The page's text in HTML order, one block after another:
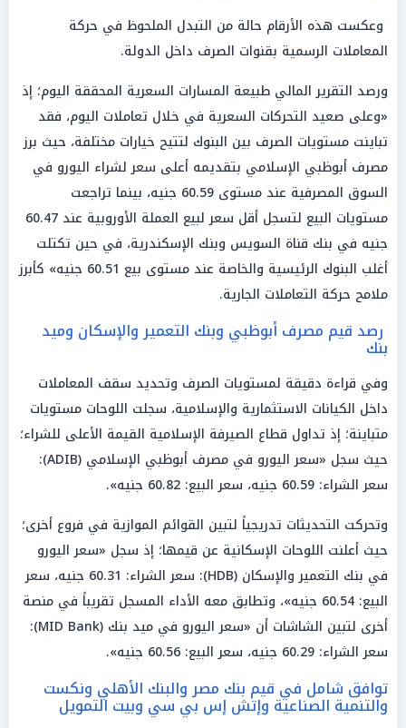
وعكست هذه الأرقام حالة من التبدل الملحوظ في حركة
المعاملات الرسمية بقنوات الصرف داخل الدولة.
ورصد التقرير المالي طبيعة المسارات السعرية المحققة اليوم؛ إذ
«وعلى صعيد التحركات السعرية في خلال تعاملات اليوم، فقد
تباينت مستويات الصرف بين البنوك لتتيح خيارات مختلفة، حيث برز
مصرف أبوظبي الإسلامي بتقديمه أعلى سعر لشراء اليورو في
السوق المصرفية عند مستوى 60.59 جنيه، بينما تراجعت
مستويات البيع لتسجل أقل سعر لبيع العملة الأوروبية عند 60.47
جنيه في بنك قناة السويس وبنك الإسكندرية، في حين تكتلت
أغلب البنوك الرئيسية والخاصة عند مستوى بيع 60.51 جنيه» كأبرز
ملامح حركة التعاملات الجارية.
رصد قيم مصرف أبوظبي وبنك التعمير والإسكان وميد
بنك
وفي قراءة دقيقة لمستويات الصرف وتحديد سقف المعاملات
داخل الكيانات الاستثمارية والإسلامية، سجلت اللوحات مستويات
متباينة؛ إذ تداول قطاع الصيرفة الإسلامية القيمة الأعلى للشراء؛
حيث سجل «سعر اليورو في مصرف أبوظبي الإسلامي (ADIB):
سعر الشراء: 60.59 جنيه، سعر البيع: 60.82 جنيه».
وتحركت التحديثات تدريجياً لتبين القوائم الموازية في فروع أخرى؛
حيث أعلنت اللوحات الإسكانية عن قيمها؛ إذ سجل «سعر اليورو
في بنك التعمير والإسكان (HDB): سعر الشراء: 60.31 جنيه، سعر
البيع: 60.54 جنيه»، وتطابق معه الأداء المسجل تقريباً في منصة
أخرى لتبين الشاشات أن «سعر اليورو في ميد بنك (MID Bank):
سعر الشراء: 60.29 جنيه، سعر البيع: 60.56 جنيه».
توافق شامل في قيم بنك مصر والبنك الأهلي ونكست
والتنمية الصناعية وإتش إس بي سي وبيت التمويل